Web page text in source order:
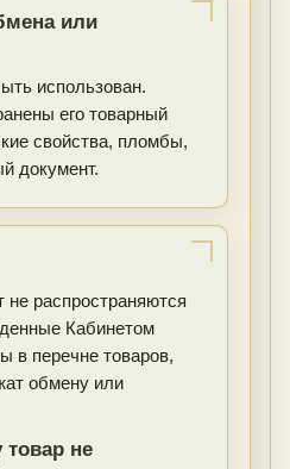
или
использован.
его товарный
свойства, пломбы,
документ.
не распространяются
Кабинетом
в перечне товаров,
обмену или
товар не